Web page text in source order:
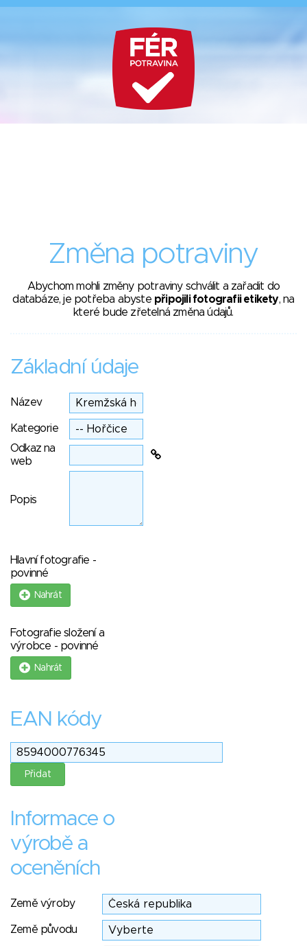
Změna potraviny
Abychom mohli změny potraviny schválit a zařadit do
databáze, je potřeba abyste připojili fotografii etikety, na
které bude zřetelná změna údajů.
Základní údaje
Název
Kategorie
Odkaz na
web
Popis
Hlavní fotografie -
povinné
Nahrát
Fotografie složení a
výrobce - povinné
Nahrát
EAN kódy
Informace o
výrobě a
oceněních
Země výroby
Země původu